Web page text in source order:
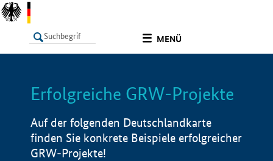
MENÜ
LISTE Info
Erfolgreiche GRW-Projekte
Auf der folgenden Deutschlandkarte
finden Sie konkrete Beispiele erfolgreicher
GRW-Projekte!